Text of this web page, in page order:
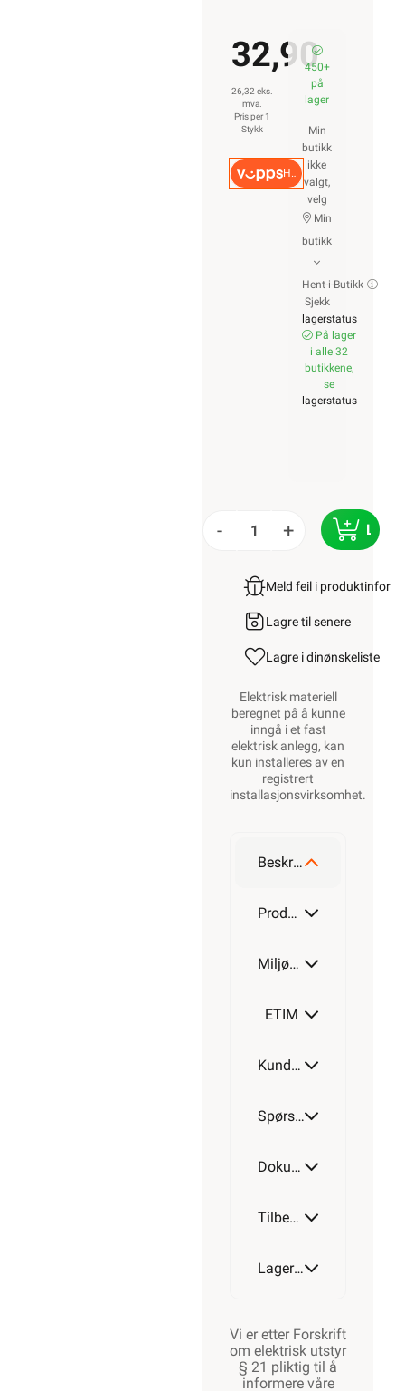
32,90
26,32 eks.
mva.
Pris per 1
Stykk
Hurtigkasse
450+
på
lager
Min
butikk
ikke
valgt,
velg
Min
butikk
Hent-i-Butikk
Sjekk
lagerstatus
På lager
i alle 32
butikkene,
se
lagerstatus
- +
Meld feil i
Lagre til senere
Lagre i dinønskeliste
Elektrisk materiell
beregnet på å kunne
inngå i et fast
elektrisk anlegg, kan
kun installeres av en
registrert
installasjonsvirksomhet.
Beskrivelse
Produktdetaljer
Miljøparametere
ETIM
Kundeomtale
Spørsmål og svar
Dokumentasjon
Tilbehør
Lagerstatus
Vi er etter Forskrift
om elektrisk utstyr
§ 21 pliktig til å
informere våre